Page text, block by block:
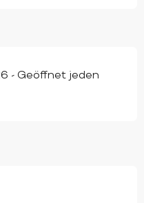
- Geöffnet jeden